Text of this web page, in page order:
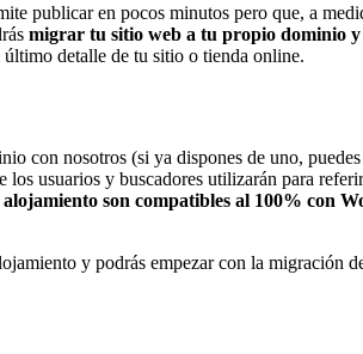
publicar en pocos minutos pero que, a
migrar tu sitio web a tu propio dominio
último detalle de tu sitio o tienda online.
con nosotros (si ya dispones de uno, puedes
usuarios y buscadores utilizarán para
alojamiento son compatibles al 100% con
y podrás empezar con la migración